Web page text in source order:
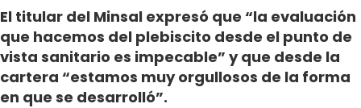
El titular del Minsal expresó que “la evaluación
que hacemos del plebiscito desde el punto de
vista sanitario es impecable” y que desde la
cartera “estamos muy orgullosos de la forma
en que se desarrolló”.